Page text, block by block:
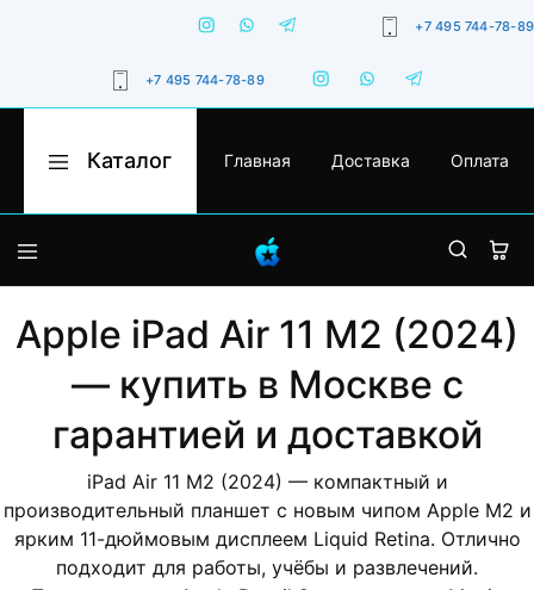
+7 495 744-78-89
+7 495 744-78-89
Apple
Оригинальная
гарантией,
доставкой
по
России
Каталог
iPad
AirPods
Главная Доставка Оплата
Apple iPad Air 11 M2 (2024)
— купить в Москве с
гарантией и доставкой
iPad Air 11 M2 (2024) — компактный и
производительный планшет с новым чипом Apple M2 и
ярким 11-дюймовым дисплеем Liquid Retina. Отлично
подходит для работы, учёбы и развлечений.